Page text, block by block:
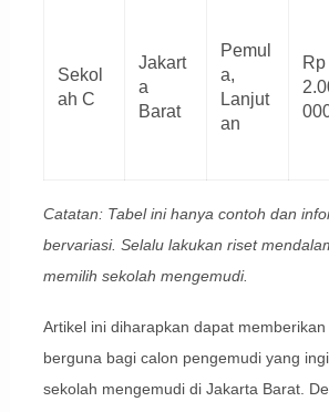
Sekol
ah C
Jakart
a
Barat
Pemul
a,
Lanjut
an
Rp
Catatan: Tabel ini hanya contoh dan
bervariasi. Selalu lakukan riset
memilih sekolah mengemudi.
Artikel ini diharapkan dapat
berguna bagi calon pengemudi yang
sekolah mengemudi di Jakarta Barat.